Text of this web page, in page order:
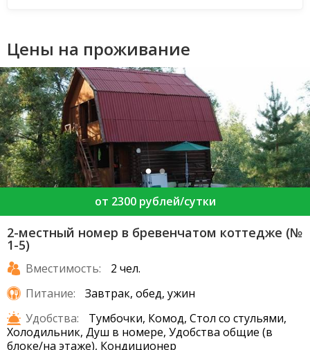
Цены на проживание
от 2300 рублей/сутки
2-местный номер в бревенчатом коттедже (№
1-5)
Вместимость:
2 чел.
Питание:
Завтрак, обед, ужин
Удобства:
Тумбочки, Комод, Стол со стульями,
Холодильник, Душ в номере, Удобства общие (в
блоке/на этаже), Кондиционер